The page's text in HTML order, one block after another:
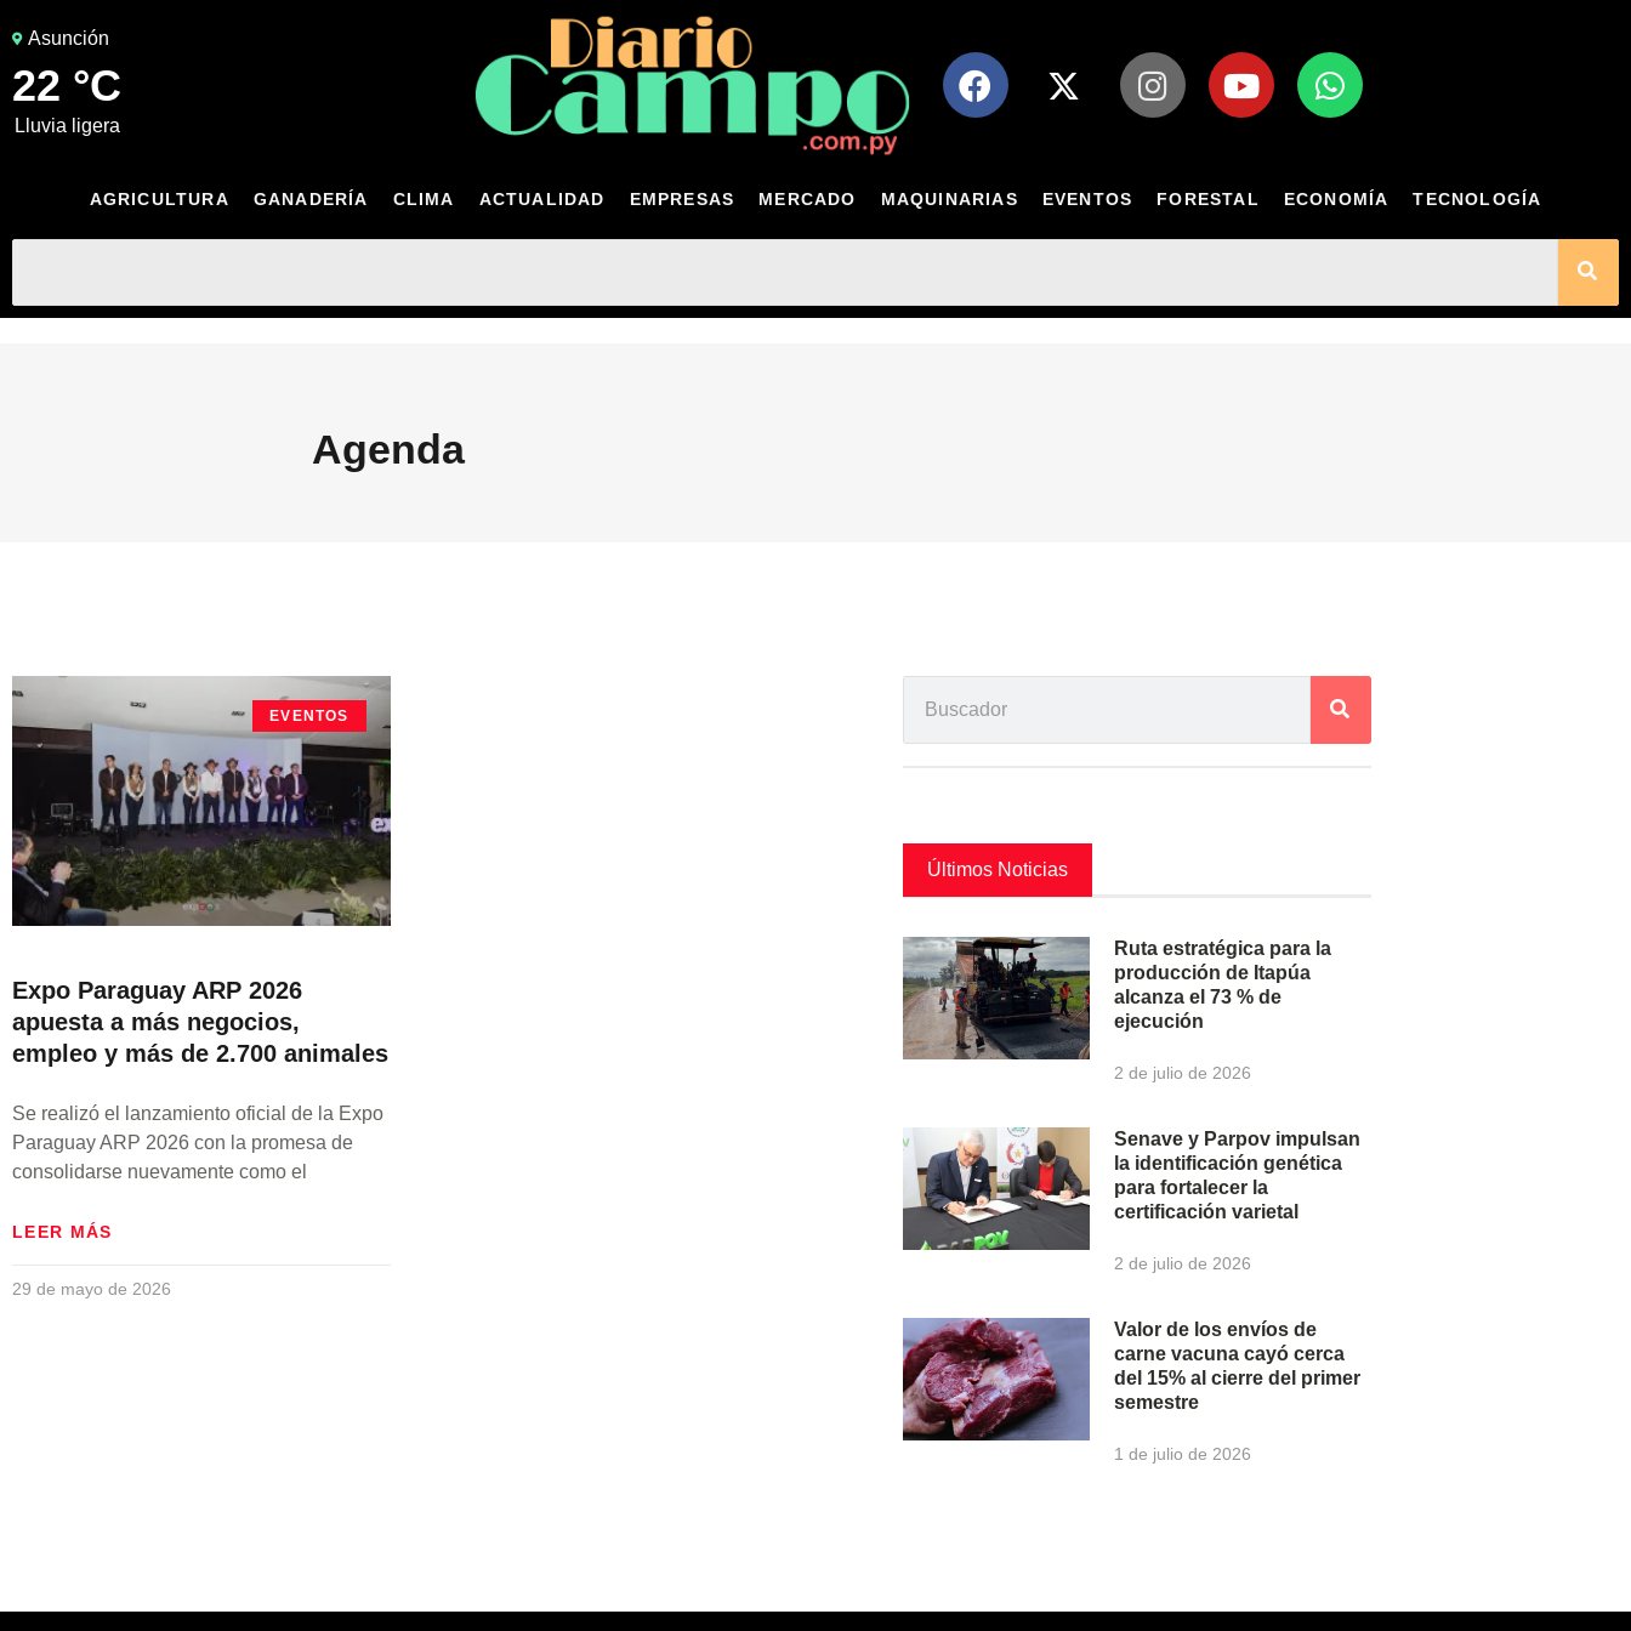
Asunción
22 °C
lluvia ligera
AGRICULTURA GANADERÍA CLIMA ACTUALIDAD EMPRESAS MERCADO MAQUINARIAS EVENTOS FORESTAL ECONOMÍA TECNOLOGÍA
Agenda
EVENTOS
Expo Paraguay ARP 2026
apuesta a más negocios,
empleo y más de 2.700 animales
Se realizó el lanzamiento oficial de la Expo
Paraguay ARP 2026 con la promesa de
consolidarse nuevamente como el
LEER MÁS
29 de mayo de 2026
Últimos Noticias
Ruta estratégica para la
producción de Itapúa
alcanza el 73 % de
ejecución
2 de julio de 2026
Senave y Parpov impulsan
la identificación genética
para fortalecer la
certificación varietal
2 de julio de 2026
Valor de los envíos de
carne vacuna cayó cerca
del 15% al cierre del primer
semestre
1 de julio de 2026